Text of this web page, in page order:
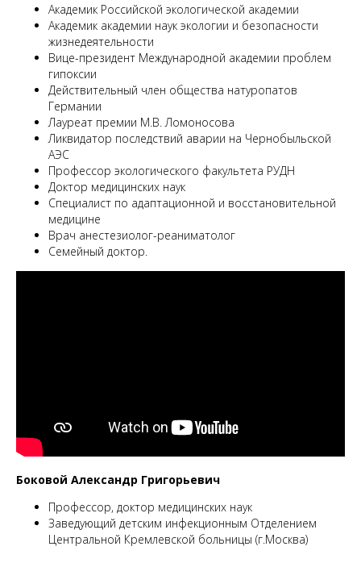
Академик Российской экологической академии
Академик академии наук экологии и безопасности
жизнедеятельности
Вице-президент Международной академии проблем
гипоксии
Действительный член общества натуропатов
Германии
Лауреат премии М.В. Ломоносова
Ликвидатор последствий аварии на Чернобыльской
АЭС
Профессор экологического факультета РУДН
Доктор медицинских наук
Специалист по адаптационной и восстановительной
медицине
Врач анестезиолог-реаниматолог
Семейный доктор.
Боковой Александр Григорьевич
Профессор, доктор медицинских наук
Заведующий детским инфекционным Отделением
Центральной Кремлевской больницы (г.Москва)